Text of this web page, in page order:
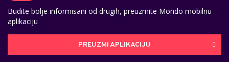
Budite bolje informisani od drugih, preuzmite Mondo mobilnu
aplikaciju
PREUZMI APLIKACIJU